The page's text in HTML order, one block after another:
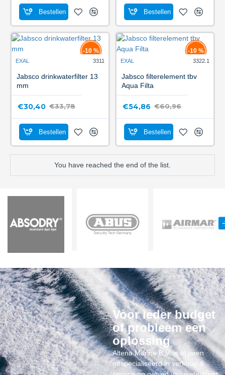
Bestellen Bestellen
-10 %
EXAL 3311
Jabsco drinkwaterfilter 13
mm
€30,40 €33,78
Bestellen
-10 %
EXAL 3322.1
Jabsco filterelement tbv
Aqua Filta
€54,86 €60,96
Bestellen
You have reached the end of the list.
Voor ieder budget
of probleem een
oplossing
Altena Marine B.V. is al jaren
gespecialiseerd in verkoop &